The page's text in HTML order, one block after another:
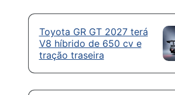
Toyota GR GT 2027 terá
V8 híbrido de 650 cv e
tração traseira